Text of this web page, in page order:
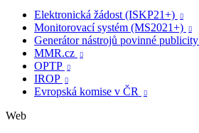
Elektronická žádost (ISKP21+)

Monitorovací systém (MS2021+) 
Generátor nástrojů povinné publicity
MMR.cz 
OPTP 
IROP 
Evropská komise v ČR 
Web